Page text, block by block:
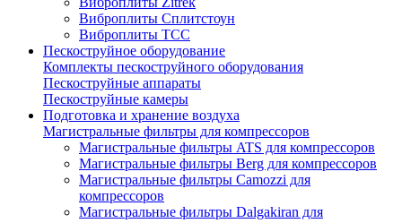
Виброплиты Сплитстоун
Виброплиты ТСС
Пескоструйное оборудование
Комплекты пескоструйного оборудования
Пескоструйные аппараты
Пескоструйные камеры
Подготовка и хранение воздуха
Магистральные фильтры для компрессоров
Магистральные фильтры ATS для компрессоров
Магистральные фильтры Berg для компрессоров
Магистральные фильтры Camozzi для
компрессоров
Магистральные фильтры Dalgakiran для